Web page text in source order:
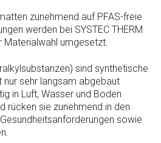
zunehmend auf PFAS-freie
werden bei SYSTEC THERM
umgesetzt.
sind synthetische
nur sehr langsam abgebaut
in Luft, Wasser und Boden
rücken sie zunehmend in den
sowie